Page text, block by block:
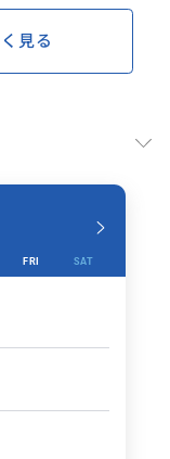
見る
FRI SAT